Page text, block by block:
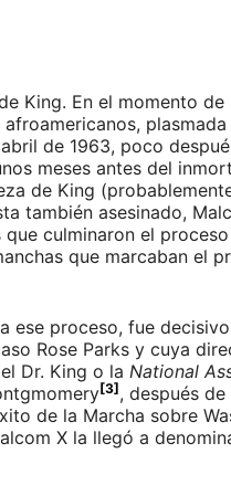
King. En el momento de
de 1963, poco
meses antes del
de King
también asesinado,
que culminaron el
que marcaban el
ese proceso, fue
Rose Parks y cuya
Dr. King o la National
[3], después
de la Marcha sobre
X la llegó a